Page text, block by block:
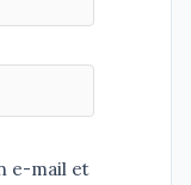
e-mail et